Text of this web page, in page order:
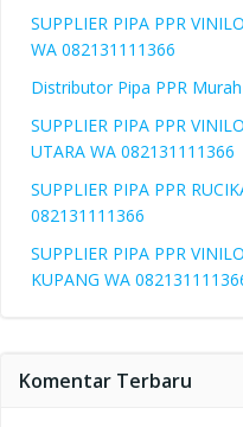
SUPPLIER PIPA PPR
WA 082131111366
Distributor Pipa PPR
SUPPLIER PIPA PPR
UTARA WA 082131111366
SUPPLIER PIPA PPR
082131111366
SUPPLIER PIPA PPR
KUPANG WA
Komentar Terbaru